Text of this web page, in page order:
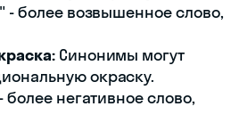
- более возвышенное слово,
Синонимы могут
окраску.
негативное слово,